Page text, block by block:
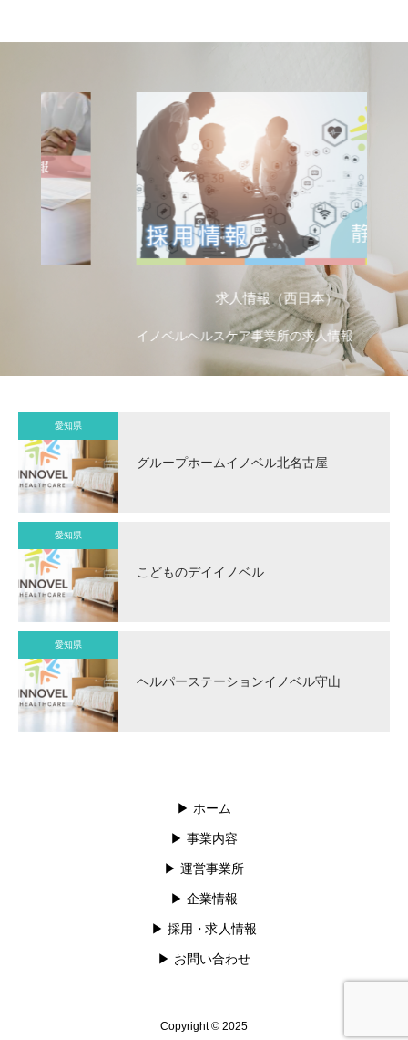
求人情報（西日本）
イノベルヘルスケア事業所の求人情報
愛知県
グループホームイノベル北名古屋
愛知県
こどものデイイノベル
愛知県
ヘルパーステーションイノベル守山
▶︎ ホーム
▶︎ 事業内容
▶︎ 運営事業所
▶︎ 企業情報
▶︎ 採用・求人情報
▶︎ お問い合わせ
Copyright © 2025